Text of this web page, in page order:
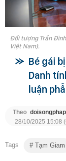
Đối tượng Trần Đình
Việt Nam).
Bé gái
Danh
luận
Theo
28/10/2025 15:08
Tags Tạm Giam